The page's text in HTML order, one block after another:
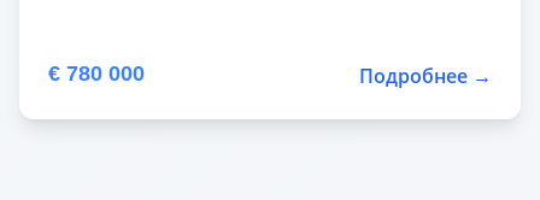
€ 780 000 Подробнее →